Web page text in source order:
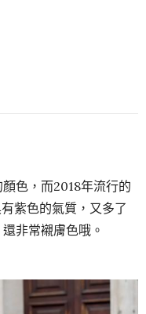
色，而2018年流行的
紫色的氣質，又多了
非常襯膚色哦。